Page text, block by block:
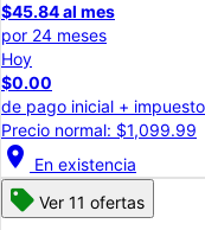
$45.84 al mes
por 24 meses
Hoy
$0.00
de pago inicial +
Precio normal: $1,099.99
location_on En existencia
Ver 11 ofertas